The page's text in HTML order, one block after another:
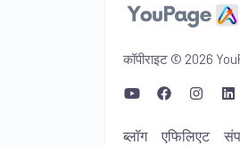
कॉपीराइट © 2026
ब्लॉग एफिलिएट